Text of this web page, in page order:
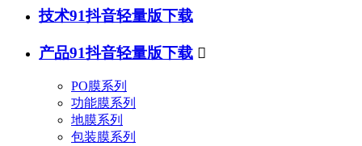
技术91抖音轻量版下载
产品91抖音轻量版下载 
PO膜系列
功能膜系列
地膜系列
包装膜系列